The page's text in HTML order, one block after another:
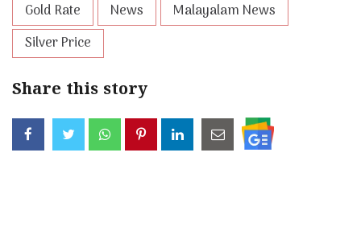
Gold Rate News
Malayalam News
Silver Price
Share this story